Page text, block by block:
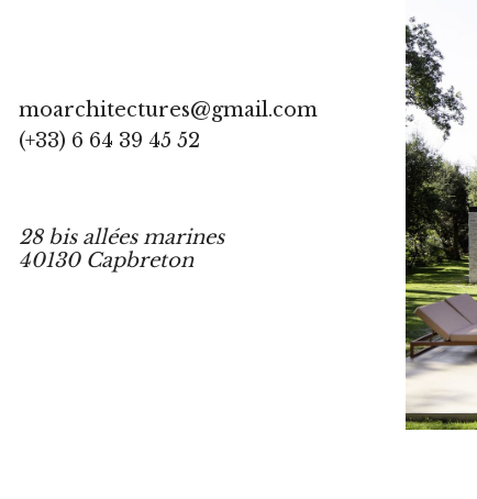
moarchitectures@gmail.com
(+33) 6 64 39 45 52
28 bis allées marines
40130 Capbreton